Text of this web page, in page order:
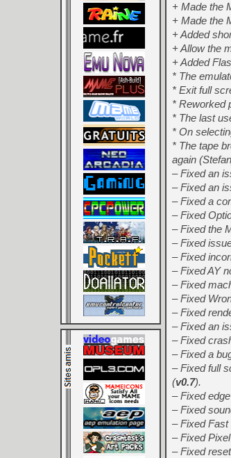
+ Made the
+ Made the
+ Added
+ Allow the
+ Added
* The
* Exit full
* Reworked
* The last
* On
* The tape
again
– Fixed an
– Fixed an
– Fixed a
– Fixed
– Fixed the
– Fixed
– Fixed
– Fixed AY
– Fixed
– Fixed
– Fixed
– Fixed an
– Fixed
– Fixed a
– Fixed full
(v0.7).
– Fixed
– Fixed
– Fixed Fast
– Fixed
– Fixed